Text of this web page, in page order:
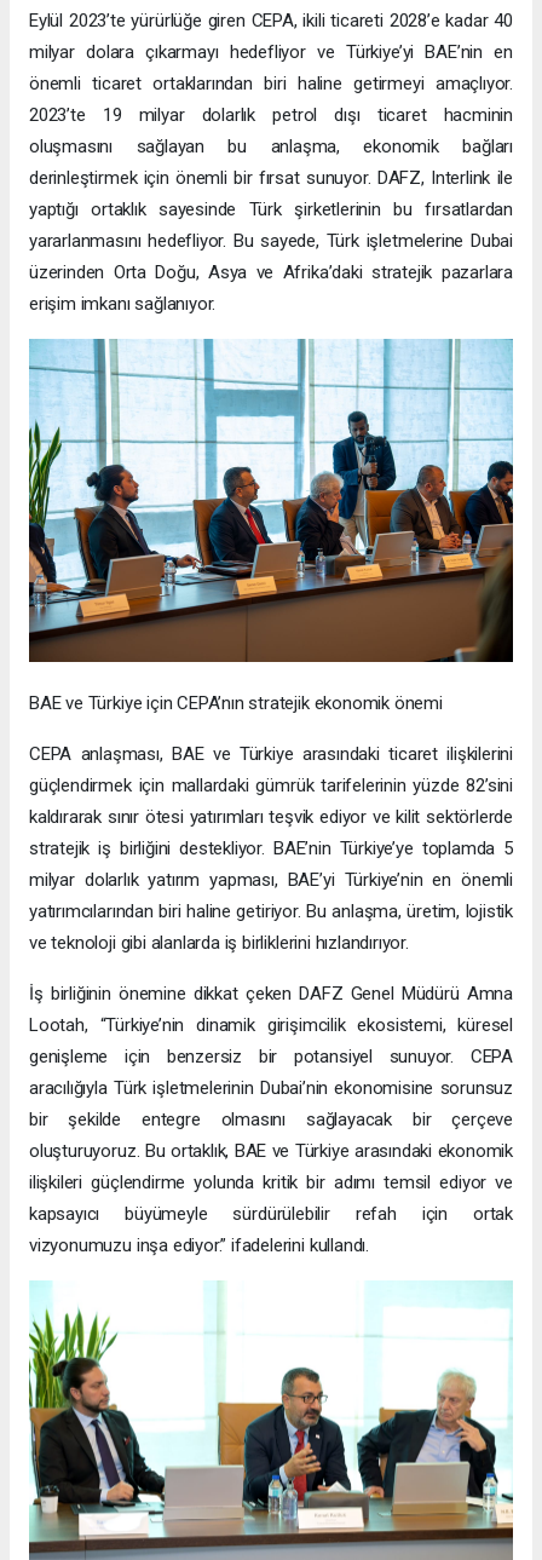
Eylül 2023’te yürürlüğe giren CEPA, ikili ticareti 2028’e kadar 40
milyar dolara çıkarmayı hedefliyor ve Türkiye’yi BAE’nin en
önemli ticaret ortaklarından biri haline getirmeyi amaçlıyor.
2023’te 19 milyar dolarlık petrol dışı ticaret hacminin
oluşmasını sağlayan bu anlaşma, ekonomik bağları
derinleştirmek için önemli bir fırsat sunuyor. DAFZ, Interlink ile
yaptığı ortaklık sayesinde Türk şirketlerinin bu fırsatlardan
yararlanmasını hedefliyor. Bu sayede, Türk işletmelerine Dubai
üzerinden Orta Doğu, Asya ve Afrika’daki stratejik pazarlara
erişim imkanı sağlanıyor.
BAE ve Türkiye için CEPA’nın stratejik ekonomik önemi
CEPA anlaşması, BAE ve Türkiye arasındaki ticaret ilişkilerini
güçlendirmek için mallardaki gümrük tarifelerinin yüzde 82’sini
kaldırarak sınır ötesi yatırımları teşvik ediyor ve kilit sektörlerde
stratejik iş birliğini destekliyor. BAE’nin Türkiye’ye toplamda 5
milyar dolarlık yatırım yapması, BAE’yi Türkiye’nin en önemli
yatırımcılarından biri haline getiriyor. Bu anlaşma, üretim, lojistik
ve teknoloji gibi alanlarda iş birliklerini hızlandırıyor.
İş birliğinin önemine dikkat çeken DAFZ Genel Müdürü Amna
Lootah, “Türkiye’nin dinamik girişimcilik ekosistemi, küresel
genişleme için benzersiz bir potansiyel sunuyor. CEPA
aracılığıyla Türk işletmelerinin Dubai’nin ekonomisine sorunsuz
bir şekilde entegre olmasını sağlayacak bir çerçeve
oluşturuyoruz. Bu ortaklık, BAE ve Türkiye arasındaki ekonomik
ilişkileri güçlendirme yolunda kritik bir adımı temsil ediyor ve
kapsayıcı büyümeyle sürdürülebilir refah için ortak
vizyonumuzu inşa ediyor.” ifadelerini kullandı.